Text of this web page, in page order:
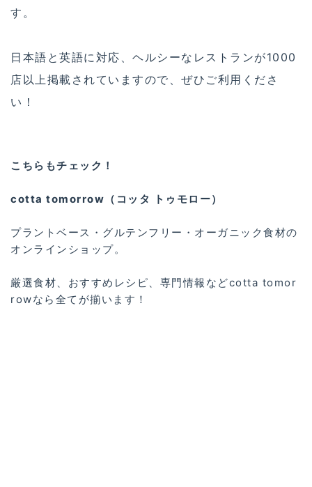
す。
日本語と英語に対応、ヘルシーなレストランが1000
店以上掲載されていますので、ぜひご利用くださ
い！
こちらもチェック！
cotta tomorrow（コッタ トゥモロー）
プラントベース・グルテンフリー・オーガニック食材の
オンラインショップ。
厳選食材、おすすめレシピ、専門情報などcotta tomor
rowなら全てが揃います！